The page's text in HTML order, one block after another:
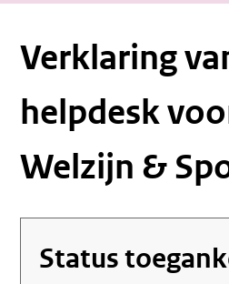
Verklaring
helpdesk
Welzijn &
Status